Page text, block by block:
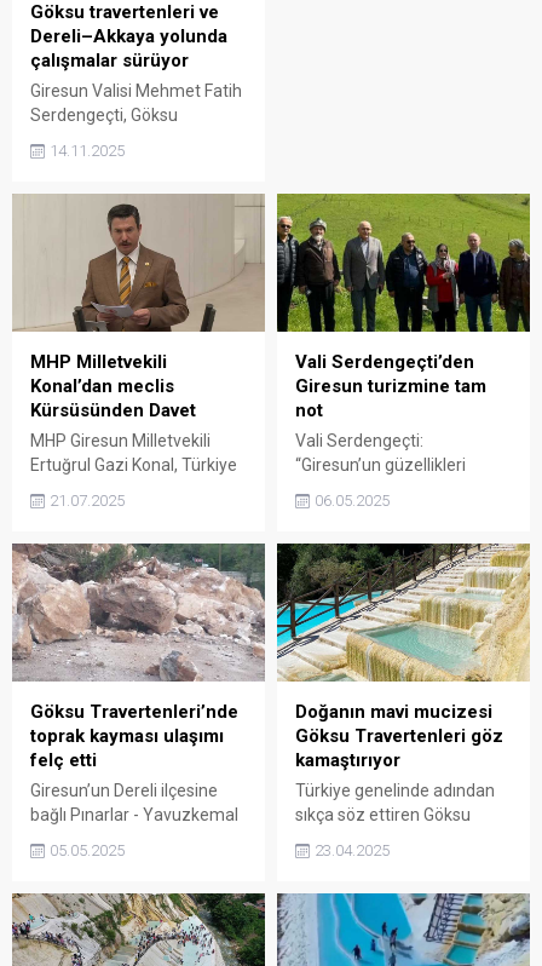
Göksu travertenleri ve
Dereli–Akkaya yolunda
çalışmalar sürüyor
Giresun Valisi Mehmet Fatih
Serdengeçti, Göksu
Akkaya yolu hattında devam
açıklamalarda bulunarak
hem güvenlik hem de
turizm açısından bölgenin
güçlendirildiğini vurguladı.
14.11.2025
MHP Milletvekili
Konal’dan meclis
Kürsüsünden Davet
MHP Giresun Milletvekili
Ertuğrul Gazi Konal, Türkiye
yaptığı konuşmada
güzelliklerine dikkat çekerek
yıllardır yeterince
tanıtılamamasından ve
altyapı sorunlarının sahipsiz
kalmasından duyduğu
üzüntüyü dile getirdi.
21.07.2025
Vali Serdengeçti’den
Giresun turizmine tam
not
Vali Serdengeçti:
“Giresun’un güzellikleri
dedi.
06.05.2025
Göksu Travertenleri’nde
toprak kayması ulaşımı
felç etti
Giresun’un Dereli ilçesine
bağlı Pınarlar - Yavuzkemal
2025 Pazar günü sabah
meydana geldi.
05.05.2025
Doğanın mavi mucizesi
Göksu Travertenleri göz
kamaştırıyor
Türkiye genelinde adından
sıkça söz ettiren Göksu
göletleriyle Giresun’un ve
potansiyelini artırmaya
devam ediyor.
23.04.2025